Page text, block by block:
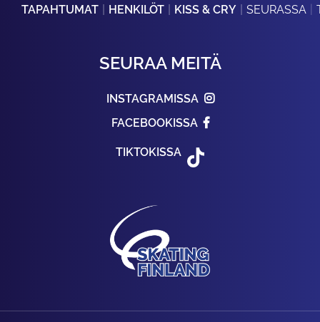
TAPAHTUMAT HENKILÖT KISS & CRY SEURASSA
SEURAA MEITÄ
INSTAGRAMISSA
FACEBOOKISSA
TIKTOKISSA